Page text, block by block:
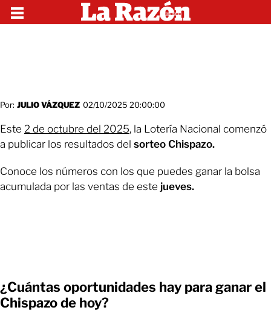
Por: JULIO VÁZQUEZ 02/10/2025 20:00:00
Este 2 de octubre del 2025, la Lotería Nacional comenzó
a publicar los resultados del sorteo Chispazo.
Conoce los números con los que puedes ganar la bolsa
acumulada por las ventas de este jueves.
¿Cuántas oportunidades hay para ganar el
Chispazo de hoy?